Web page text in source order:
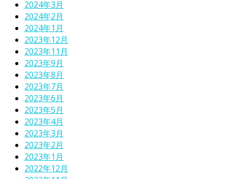
2024年3月
2024年2月
2024年1月
2023年12月
2023年11月
2023年9月
2023年8月
2023年7月
2023年6月
2023年5月
2023年4月
2023年3月
2023年2月
2023年1月
2022年12月